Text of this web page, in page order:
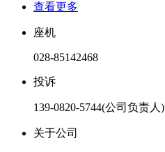
查看更多
座机
028-85142468
投诉
139-0820-5744(公司负责人)
关于公司